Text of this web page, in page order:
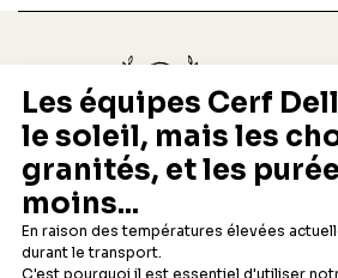
Depuis 1932
Fabricant français reconnu